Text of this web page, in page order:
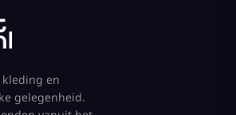
en
gelegenheid.